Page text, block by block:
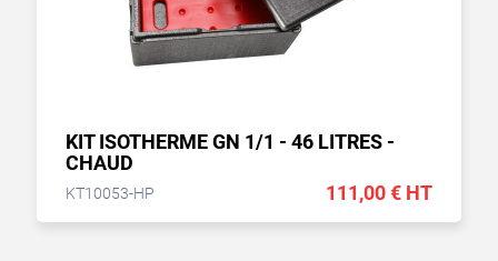
KIT ISOTHERME GN 1/1 - 46 LITRES -
CHAUD
KT10053-HP 111,00 € HT